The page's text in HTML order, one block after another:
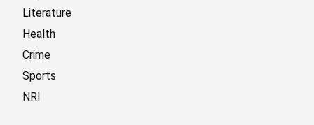
Literature
Health
Crime
Sports
NRI